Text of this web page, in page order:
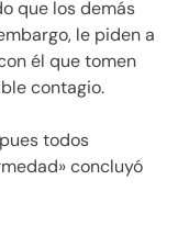
que los demás
le piden a
él que tomen
contagio.
todos
concluyó